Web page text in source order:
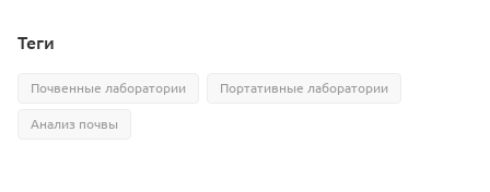
Теги
Почвенные лаборатории Портативные лаборатории
Анализ почвы